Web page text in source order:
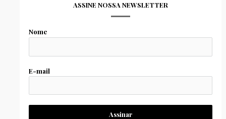
ASSINE NOSSA NEWSLETTER
Nome
E-mail
Assinar